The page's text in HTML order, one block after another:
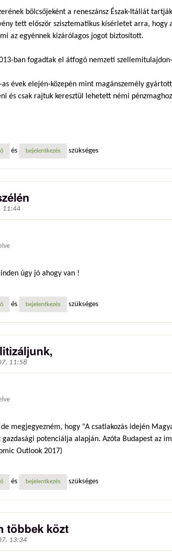
bölcsőjeként a reneszánsz Észak-Itáliát
tett először szisztematikus kísérletet arra,
az egyénnek kizárólagos jogot biztosított.
ban fogadtak el átfogó nemzeti
évek elején-közepén mint magánszemély
és csak rajtuk keresztül lehetett némi
és bejelentkezés szükséges
11:44
úgy jó ahogy van !
és bejelentkezés szükséges
11:58
megjegyezném, hogy "A csatlakozás idején
potenciálja alapján. Azóta Budapest az
Outlook 2017)
és bejelentkezés szükséges
többek közt
13:34